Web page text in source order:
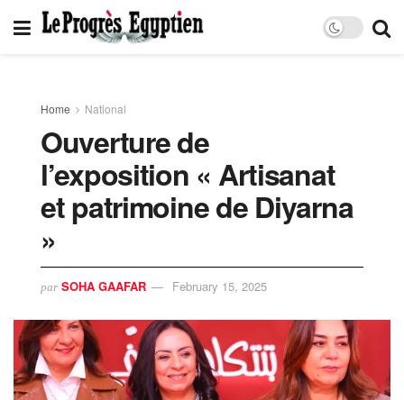
Home National
Ouverture de
l’exposition « Artisanat
et patrimoine de Diyarna
»
par SOHA GAAFAR February 15, 2025